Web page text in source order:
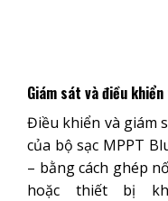
Giám sát và điều
Điều khiển và giám
của bộ sạc MPPT
– bằng cách ghép
hoặc thiết bị